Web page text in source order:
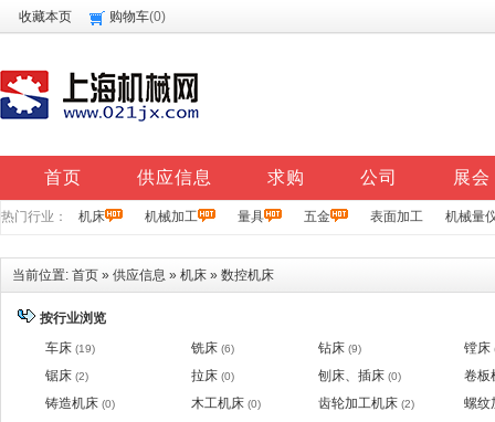
收藏本页 购物车(0)
首页 供应信息 求购 公司 展会
热门行业： 机床 机械加工 量具 五金 表面加工 机械量
当前位置: 首页 » 供应信息 » 机床 » 数控机床
按行业浏览
车床 (19) 铣床 (6) 钻床 (9) 镗床
锯床 (2) 拉床 (0) 刨床、插床 (0)
卷板
铸造机床 (0) 木工机床 (0) 齿轮加工机床 (2)
螺纹